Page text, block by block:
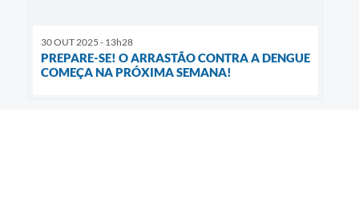
30 OUT 2025 - 13h28
PREPARE-SE! O ARRASTÃO CONTRA A DENGUE
COMEÇA NA PRÓXIMA SEMANA!